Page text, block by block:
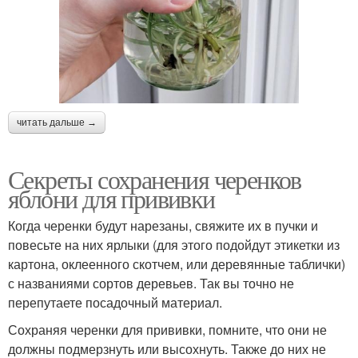
читать дальше →
Секреты сохранения черенков
яблони для прививки
Когда черенки будут нарезаны, свяжите их в пучки и
повесьте на них ярлыки (для этого подойдут этикетки из
картона, оклеенного скотчем, или деревянные таблички)
с названиями сортов деревьев. Так вы точно не
перепутаете посадочный материал.
Сохраняя черенки для прививки, помните, что они не
должны подмерзнуть или высохнуть. Также до них не